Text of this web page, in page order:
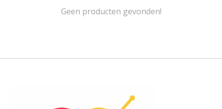
Geen producten gevonden!